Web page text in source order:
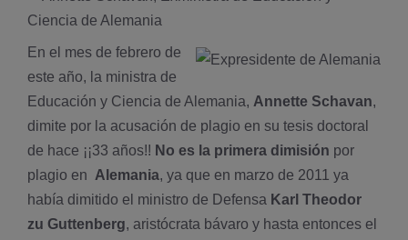
En el mes de febrero de
este año, la ministra de
Educación y Ciencia de Alemania, Annette Schavan,
dimite por la acusación de plagio en su tesis doctoral
de hace ¡¡33 años!! No es la primera dimisión por
plagio en Alemania, ya que en marzo de 2011 ya
había dimitido el ministro de Defensa Karl Theodor
zu Guttenberg, aristócrata bávaro y hasta entonces el